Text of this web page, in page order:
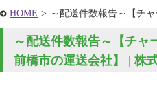
HOME > ～配送件数報告～【チ
～配送件数報告～【チャ
前橋市の運送会社】 | 株